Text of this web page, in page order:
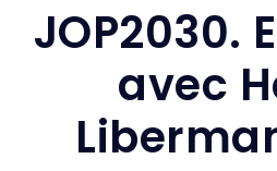
JOP2030.
avec